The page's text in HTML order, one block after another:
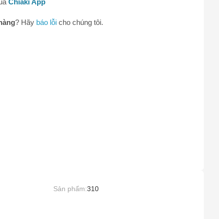
Chiaki App
? Hãy báo lỗi cho chúng tôi.
Sản phẩm:310